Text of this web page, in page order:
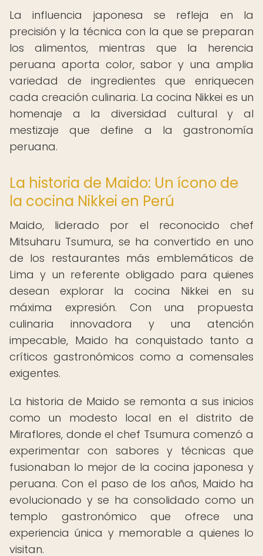
La influencia japonesa se refleja en la
precisión y la técnica con la que se preparan
los alimentos, mientras que la herencia
peruana aporta color, sabor y una amplia
variedad de ingredientes que enriquecen
cada creación culinaria. La cocina Nikkei es un
homenaje a la diversidad cultural y al
mestizaje que define a la gastronomía
peruana.
La historia de Maido: Un ícono de
la cocina Nikkei en Perú
Maido, liderado por el reconocido chef
Mitsuharu Tsumura, se ha convertido en uno
de los restaurantes más emblemáticos de
Lima y un referente obligado para quienes
desean explorar la cocina Nikkei en su
máxima expresión. Con una propuesta
culinaria innovadora y una atención
impecable, Maido ha conquistado tanto a
críticos gastronómicos como a comensales
exigentes.
La historia de Maido se remonta a sus inicios
como un modesto local en el distrito de
Miraflores, donde el chef Tsumura comenzó a
experimentar con sabores y técnicas que
fusionaban lo mejor de la cocina japonesa y
peruana. Con el paso de los años, Maido ha
evolucionado y se ha consolidado como un
templo gastronómico que ofrece una
experiencia única y memorable a quienes lo
visitan.